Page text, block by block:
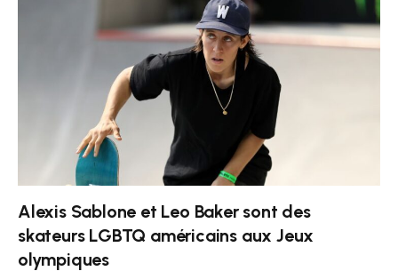
Alexis Sablone et Leo Baker sont des
skateurs LGBTQ américains aux Jeux
olympiques